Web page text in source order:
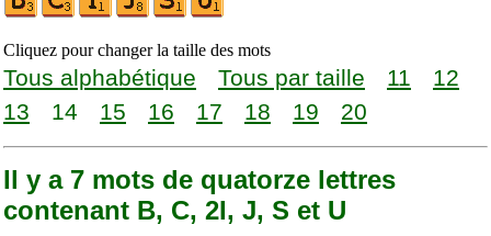
Cliquez pour changer la taille des mots
Tous alphabétique Tous par taille 11
12
13
14 15 16 17 18 19 20
Il y a 7 mots de quatorze lettres
contenant B, C, 2I, J, S et U